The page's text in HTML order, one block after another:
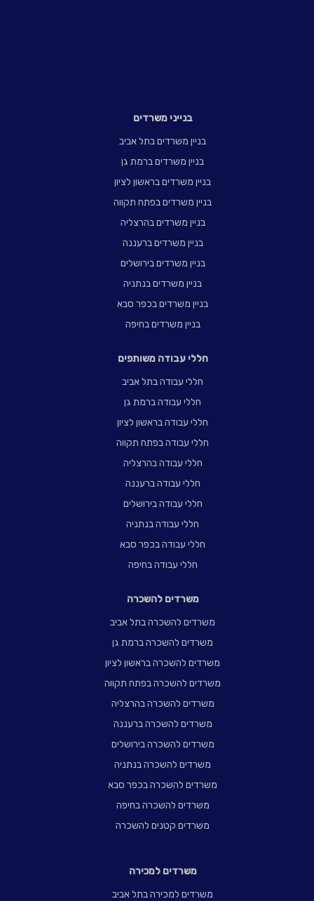
בנייני משרדים
בניין משרדים בתל אביב
בניין משרדים ברמת גן
בניין משרדים בראשון לציון
בניין משרדים בפתח תקווה
בניין משרדים בהרצליה
בניין משרדים ברעננה
בניין משרדים בירושלים
בניין משרדים בנתניה
בניין משרדים בכפר סבא
בניין משרדים בחיפה
חללי עבודה משותפים
חללי עבודה בתל אביב
חללי עבודה ברמת גן
חללי עבודה בראשון לציון
חללי עבודה בפתח תקווה
חללי עבודה בהרצליה
חללי עבודה ברעננה
חללי עבודה בירושלים
חללי עבודה בנתניה
חללי עבודה בכפר סבא
חללי עבודה בחיפה
משרדים להשכרה
משרדים להשכרה בתל אביב
משרדים להשכרה ברמת גן
משרדים להשכרה בראשון לציון
משרדים להשכרה בפתח תקווה
משרדים להשכרה בהרצליה
משרדים להשכרה ברעננה
משרדים להשכרה בירושלים
משרדים להשכרה בנתניה
משרדים להשכרה בכפר סבא
משרדים להשכרה בחיפה
משרדים קטנים להשכרה
משרדים למכירה
משרדים למכירה בתל אביב